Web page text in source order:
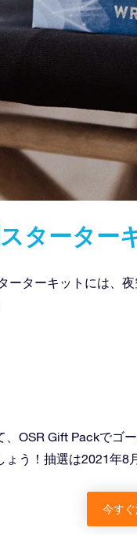
ターター
ーターキットには、
、OSR Gift Packでゴ
ょう！抽選は2021年8
今す